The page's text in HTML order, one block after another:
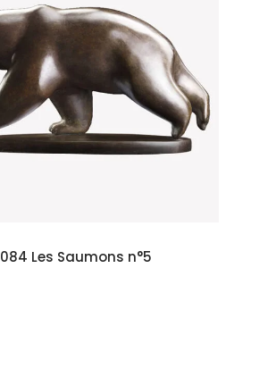
084 Les Saumons n°5